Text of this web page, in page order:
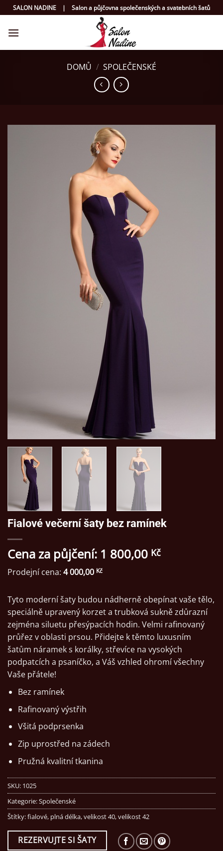
Přeskočit
na
obsah
SALON NADINE | Salon a půjčovna společenských a svatebních šatů
DOMŮ / SPOLEČENSKÉ
Fialové večerní šaty bez ramínek
Cena za půjčení: 1 800,00 Kč
Prodejní cena: 4 000,00 Kč
Tyto moderní šaty budou nádherně obepínat vaše tělo,
speciálně upravený korzet a trubková sukně zdůrazní
zejména siluetu přesýpacích hodin. Velmi rafinovaný
průřez v oblasti prsou. Přidejte k těmto luxusním
šatům náramek s korálky, střevíce na vysokých
podpatcích a psaníčko, a Váš vzhled ohromí všechny
Vaše přátele!
Bez ramínek
Rafinovaný výstřih
Všitá podprsenka
Zip uprostřed na zádech
Pružná kvalitní tkanina
SKU: 1025
Kategorie:Společenské
Štítky:fialové, plná délka,velikost 40,velikost 42
REZERVUJTE SI ŠATY